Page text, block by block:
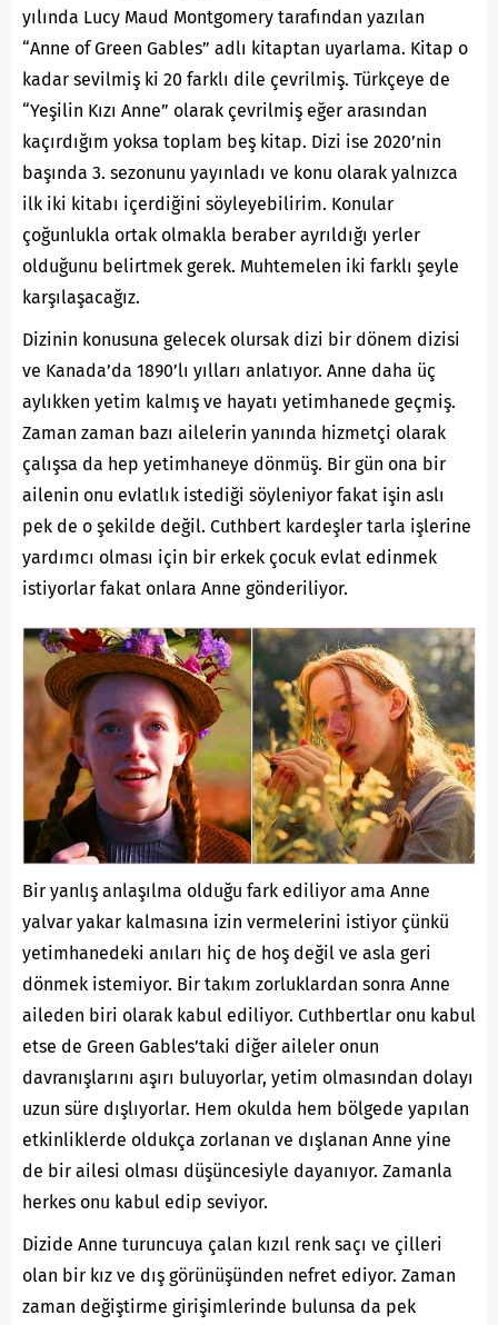
yılında Lucy Maud Montgomery tarafından yazılan
“Anne of Green Gables” adlı kitaptan uyarlama. Kitap o
kadar sevilmiş ki 20 farklı dile çevrilmiş. Türkçeye de
“Yeşilin Kızı Anne” olarak çevrilmiş eğer arasından
kaçırdığım yoksa toplam beş kitap. Dizi ise 2020’nin
başında 3. sezonunu yayınladı ve konu olarak yalnızca
ilk iki kitabı içerdiğini söyleyebilirim. Konular
çoğunlukla ortak olmakla beraber ayrıldığı yerler
olduğunu belirtmek gerek. Muhtemelen iki farklı şeyle
karşılaşacağız.
Dizinin konusuna gelecek olursak dizi bir dönem dizisi
ve Kanada’da 1890’lı yılları anlatıyor. Anne daha üç
aylıkken yetim kalmış ve hayatı yetimhanede geçmiş.
Zaman zaman bazı ailelerin yanında hizmetçi olarak
çalışsa da hep yetimhaneye dönmüş. Bir gün ona bir
ailenin onu evlatlık istediği söyleniyor fakat işin aslı
pek de o şekilde değil. Cuthbert kardeşler tarla işlerine
yardımcı olması için bir erkek çocuk evlat edinmek
istiyorlar fakat onlara Anne gönderiliyor.
Bir yanlış anlaşılma olduğu fark ediliyor ama Anne
yalvar yakar kalmasına izin vermelerini istiyor çünkü
yetimhanedeki anıları hiç de hoş değil ve asla geri
dönmek istemiyor. Bir takım zorluklardan sonra Anne
aileden biri olarak kabul ediliyor. Cuthbertlar onu kabul
etse de Green Gables’taki diğer aileler onun
davranışlarını aşırı buluyorlar, yetim olmasından dolayı
uzun süre dışlıyorlar. Hem okulda hem bölgede yapılan
etkinliklerde oldukça zorlanan ve dışlanan Anne yine
de bir ailesi olması düşüncesiyle dayanıyor. Zamanla
herkes onu kabul edip seviyor.
Dizide Anne turuncuya çalan kızıl renk saçı ve çilleri
olan bir kız ve dış görünüşünden nefret ediyor. Zaman
zaman değiştirme girişimlerinde bulunsa da pek